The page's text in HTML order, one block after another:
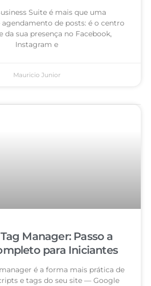
Suite é mais que uma
de posts: é o centro
da sua presença no Facebook,
Instagram e
Mauricio Junior
Manager: Passo a
para Iniciantes
é a forma mais prática de
e tags do seu site — Google